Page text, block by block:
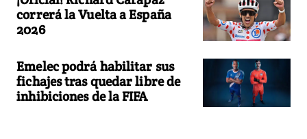
correrá la Vuelta a España
2026
Emelec podrá habilitar sus
fichajes tras quedar libre de
inhibiciones de la FIFA